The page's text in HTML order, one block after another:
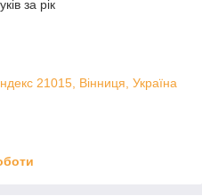
за рік
21015, Вінниця, Україна